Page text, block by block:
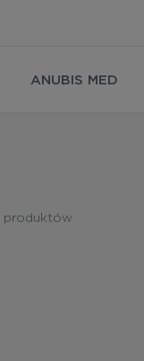
ANUBIS MED
produktów